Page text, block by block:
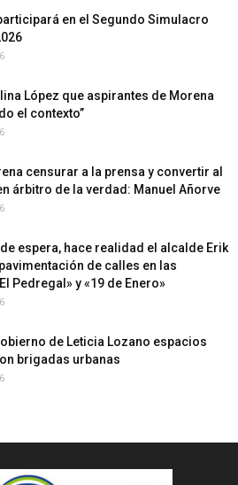
en el Segundo Simulacro
López que aspirantes de Morena
el contexto”
censurar a la prensa y convertir al
árbitro de la verdad: Manuel Añorve
espera, hace realidad el alcalde Erik
de calles en las
Pedregal» y «19 de Enero»
de Leticia Lozano espacios
brigadas urbanas